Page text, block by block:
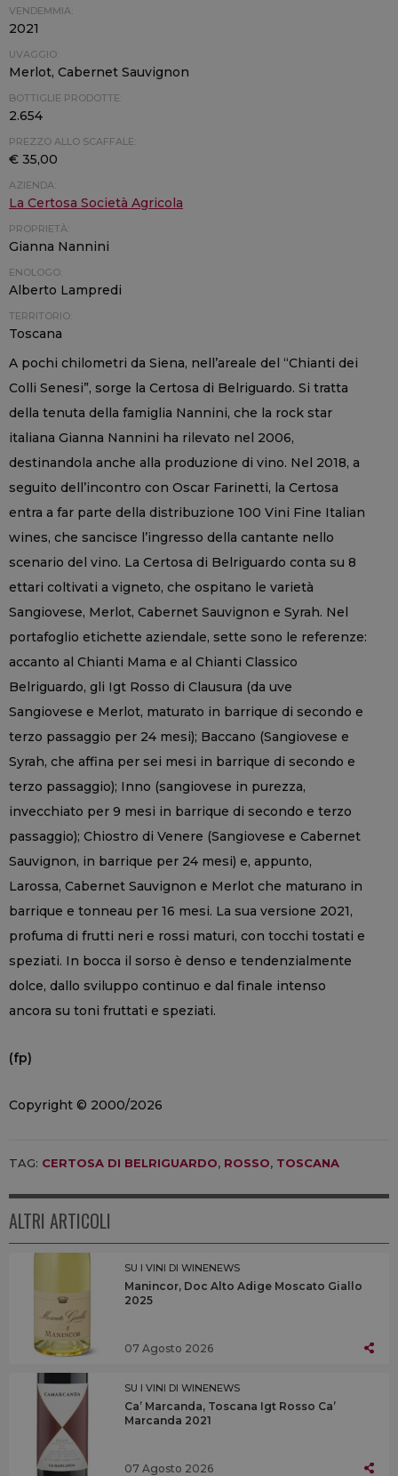
VENDEMMIA:
2021
UVAGGIO:
Merlot, Cabernet Sauvignon
BOTTIGLIE PRODOTTE:
2.654
PREZZO ALLO SCAFFALE:
€ 35,00
AZIENDA:
La Certosa Società Agricola
PROPRIETÀ:
Gianna Nannini
ENOLOGO:
Alberto Lampredi
TERRITORIO:
Toscana
A pochi chilometri da Siena, nell’areale del “Chianti dei
Colli Senesi”, sorge la Certosa di Belriguardo. Si tratta
della tenuta della famiglia Nannini, che la rock star
italiana Gianna Nannini ha rilevato nel 2006,
destinandola anche alla produzione di vino. Nel 2018, a
seguito dell’incontro con Oscar Farinetti, la Certosa
entra a far parte della distribuzione 100 Vini Fine Italian
wines, che sancisce l’ingresso della cantante nello
scenario del vino. La Certosa di Belriguardo conta su 8
ettari coltivati a vigneto, che ospitano le varietà
Sangiovese, Merlot, Cabernet Sauvignon e Syrah. Nel
portafoglio etichette aziendale, sette sono le referenze:
accanto al Chianti Mama e al Chianti Classico
Belriguardo, gli Igt Rosso di Clausura (da uve
Sangiovese e Merlot, maturato in barrique di secondo e
terzo passaggio per 24 mesi); Baccano (Sangiovese e
Syrah, che affina per sei mesi in barrique di secondo e
terzo passaggio); Inno (sangiovese in purezza,
invecchiato per 9 mesi in barrique di secondo e terzo
passaggio); Chiostro di Venere (Sangiovese e Cabernet
Sauvignon, in barrique per 24 mesi) e, appunto,
Larossa, Cabernet Sauvignon e Merlot che maturano in
barrique e tonneau per 16 mesi. La sua versione 2021,
profuma di frutti neri e rossi maturi, con tocchi tostati e
speziati. In bocca il sorso è denso e tendenzialmente
dolce, dallo sviluppo continuo e dal finale intenso
ancora su toni fruttati e speziati.
(fp)
Copyright © 2000/2026
TAG: CERTOSA DI BELRIGUARDO, ROSSO, TOSCANA
ALTRI ARTICOLI
SU I VINI DI WINENEWS
Manincor, Doc Alto Adige Moscato Giallo
2025
07 Agosto 2026
SU I VINI DI WINENEWS
Ca’ Marcanda, Toscana Igt Rosso Ca’
Marcanda 2021
07 Agosto 2026